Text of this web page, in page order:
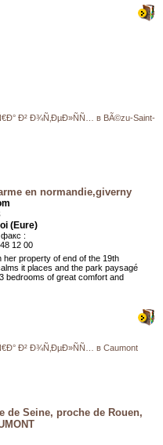
Ð² Ð¾Ñ‚ÐµÐ»ÑÑ… в BÃ©zu-Saint-
en normandie,giverny
(Eure)
:
12 00
property of end of the 19th
it places and the park paysagé
bedrooms of great comfort and
Ð² Ð¾Ñ‚ÐµÐ»ÑÑ… в Caumont
de Seine, proche de Rouen,